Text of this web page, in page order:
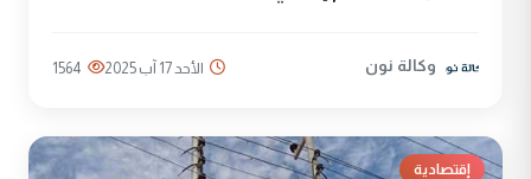
وكالة نون الأحد 17 آب 2025 1564
إقتصادية